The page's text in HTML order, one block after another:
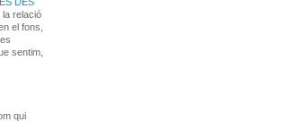
la relació
el fons,
sentim,
qui